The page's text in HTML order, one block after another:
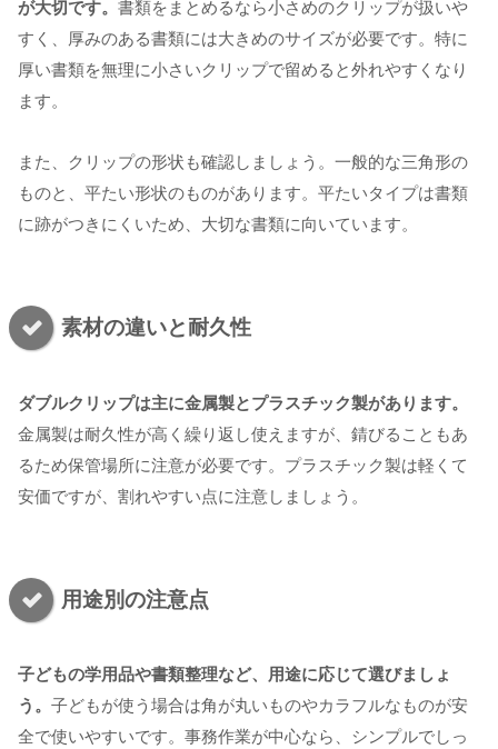
が大切です。 書類をまとめるなら小さめのクリップが扱いや
すく、厚みのある書類には大きめのサイズが必要です。特に
厚い書類を無理に小さいクリップで留めると外れやすくなり
ます。
また、クリップの形状も確認しましょう。一般的な三角形の
ものと、平たい形状のものがあります。平たいタイプは書類
に跡がつきにくいため、大切な書類に向いています。
素材の違いと耐久性
ダブルクリップは主に金属製とプラスチック製があります。
金属製は耐久性が高く繰り返し使えますが、錆びることもあ
るため保管場所に注意が必要です。プラスチック製は軽くて
安価ですが、割れやすい点に注意しましょう。
用途別の注意点
子どもの学用品や書類整理など、用途に応じて選びましょ
う。 子どもが使う場合は角が丸いものやカラフルなものが安
全で使いやすいです。事務作業が中心なら、シンプルでしっ